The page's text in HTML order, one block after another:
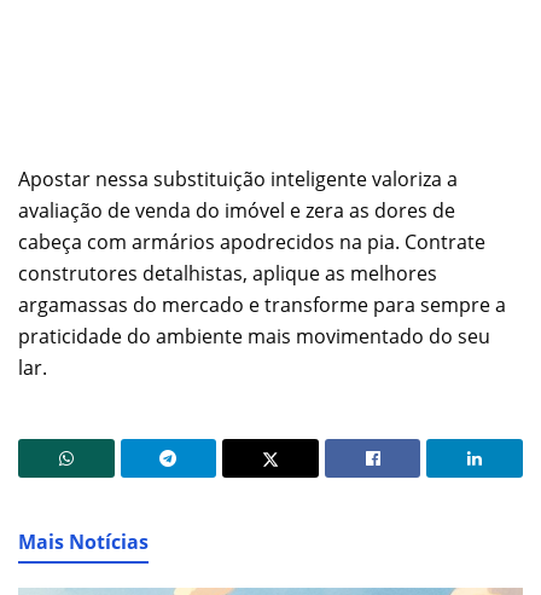
Apostar nessa substituição inteligente valoriza a
avaliação de venda do imóvel e zera as dores de
cabeça com armários apodrecidos na pia. Contrate
construtores detalhistas, aplique as melhores
argamassas do mercado e transforme para sempre a
praticidade do ambiente mais movimentado do seu
lar.
Mais Notícias